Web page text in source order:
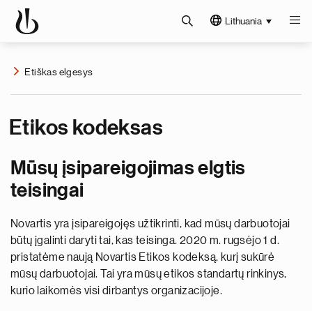
Lithuania
Etiškas elgesys
Etikos kodeksas
Mūsų įsipareigojimas elgtis
teisingai
Novartis yra įsipareigojęs užtikrinti, kad mūsų darbuotojai
būtų įgalinti daryti tai, kas teisinga. 2020 m. rugsėjo 1 d.
pristatėme naują Novartis Etikos kodeksą, kurį sukūrė
mūsų darbuotojai. Tai yra mūsų etikos standartų rinkinys,
kurio laikomės visi dirbantys organizacijoje.